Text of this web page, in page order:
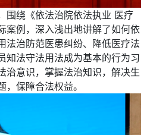
围绕《依法治院依法执业 医疗
案例，深入浅出地讲解了如何依
法治防范医患纠纷、降低医疗法
知法守法用法成为基本的行为习
治意识，掌握法治知识，解决生
保障合法权益。